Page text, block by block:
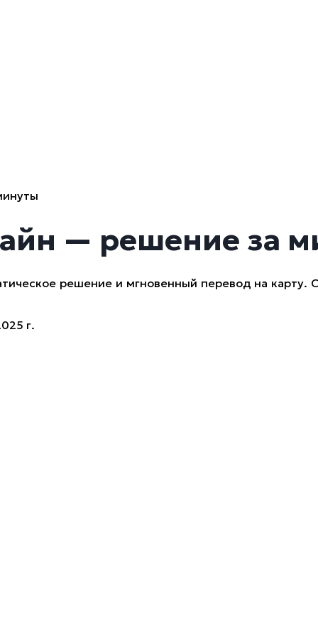
— решение за
решение и мгновенный перевод на карту.
г.